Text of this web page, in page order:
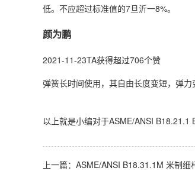
低。不应超过标准值的7旦沂一8%。
颜为鹏
2021-11-23TA获得超过706个赞
弹簧长时间使用，其自由长度变短，弹
以上就是小编对于ASME/ANSI
上一篇： ASME/ANSI B18.31.1M 米制细杆